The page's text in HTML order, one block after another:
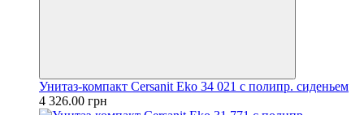
Унитаз-компакт Cersanit Еko 34 021 с полипр. сиденьем
4 326.00 грн